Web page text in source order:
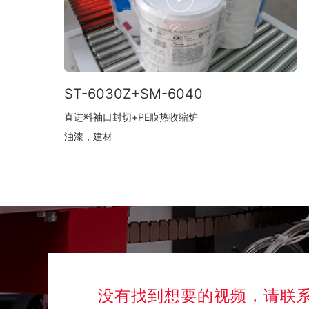
ST-6030Z+SM-6040
直进料袖口封切+PE膜热收缩炉
油漆，建材
没有找到想要的视频，请联